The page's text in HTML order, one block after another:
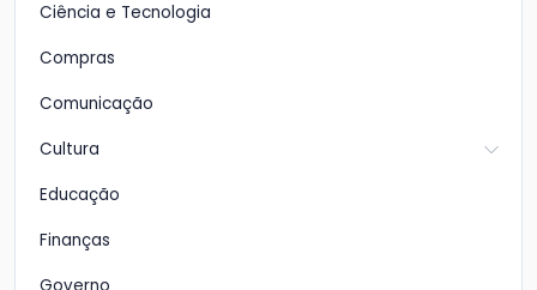
Ciência e Tecnologia
Compras
Comunicação
Cultura
Educação
Finanças